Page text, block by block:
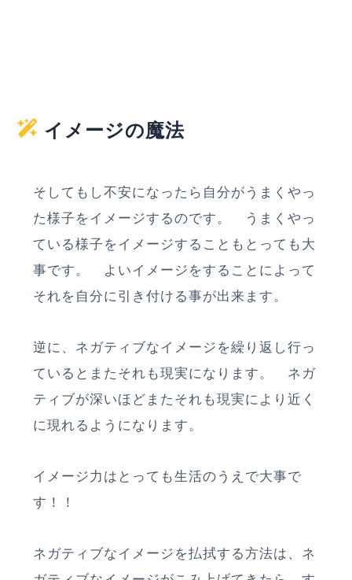
イメージの魔法
そしてもし不安になったら自分がうまくやっ
た様子をイメージするのです。 うまくやっ
ている様子をイメージすることもとっても大
事です。 よいイメージをすることによって
それを自分に引き付ける事が出来ます。
逆に、ネガティブなイメージを繰り返し行っ
ているとまたそれも現実になります。 ネガ
ティブが深いほどまたそれも現実により近く
に現れるようになります。
イメージ力はとっても生活のうえで大事で
す！！
ネガティブなイメージを払拭する方法は、ネ